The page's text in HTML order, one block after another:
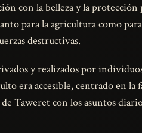
con la belleza y la
para la agricultura como
destructivas.
y realizados por
era accesible, centrado en la
Taweret con los asuntos